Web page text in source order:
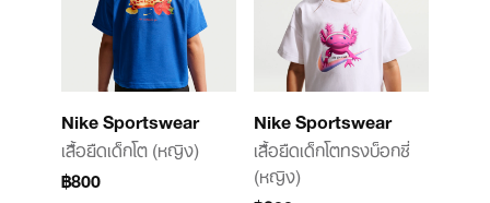
Nike Sportswear
เสื้อยืดเด็กโต (หญิง)
฿800
Nike Sportswear
เสื้อยืดเด็กโตทรงบ็อกซี่
(หญิง)